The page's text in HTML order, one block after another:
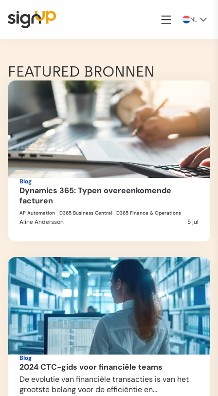
NL
FEATURED BRONNEN
Blog
Dynamics 365: Typen overeenkomende
facturen
AP Automation D365 Business Central D365 Finance & Operations
Aline Andersson 5 jul
Blog
2024 CTC-gids voor financiële teams
De evolutie van financiële transacties is van het
grootste belang voor de efficiëntie en…